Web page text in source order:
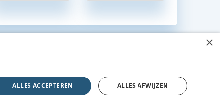
×
ALLES ACCEPTEREN ALLES AFWIJZEN